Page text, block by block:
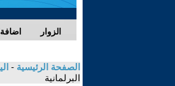
الزوار
الصفحة الرئيسية -
البرلمانية